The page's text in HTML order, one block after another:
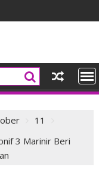
11
3 Marinir Beri